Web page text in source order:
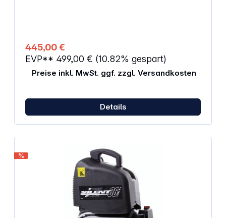
445,00 €
EVP** 499,00 € (10.82% gespart)
Preise inkl. MwSt. ggf. zzgl. Versandkosten
Details
%